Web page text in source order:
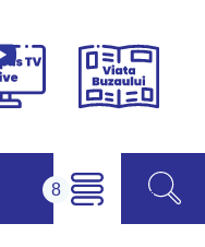
Campus
Viața